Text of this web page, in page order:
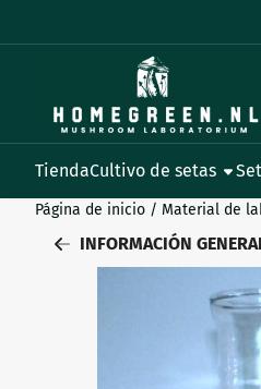
TiendaCultivo de setas
Página de inicio / Material de
INFORMACIÓN